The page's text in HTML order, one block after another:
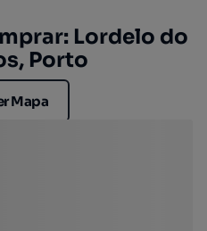
Lordelo do
Porto
Mapa